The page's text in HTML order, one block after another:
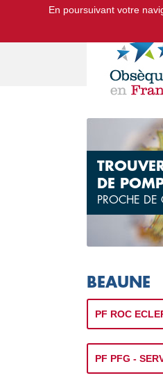
Le Portail
DE
PROCHE DE
BEAUNE
PF ROC
PF PFG -
En poursuivant votre